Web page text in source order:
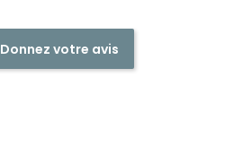
Donnez votre avis